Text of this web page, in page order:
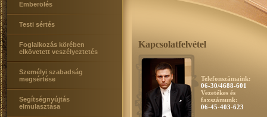
Emberölés
Testi sértés
Foglalkozás körében
elkövetett veszélyeztetés
Személyi szabadság
megsértése
Segítségnyújtás
elmulasztása
Kapcsolatfelvétel
Telefonszámaink:
06-30/4688-601
Vezetékes és
faxszámunk:
06-45-403-623